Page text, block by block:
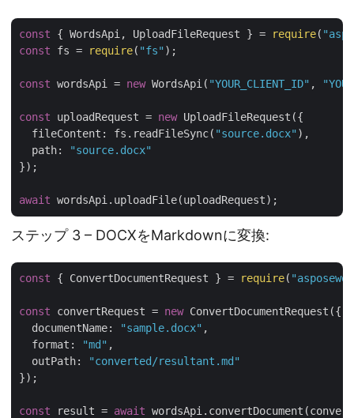
const { WordsApi, UploadFileRequest } = require(
const fs = require( "fs" );
const wordsApi = new WordsApi( "YOUR_CLIENT_ID" ,
const uploadRequest = new UploadFileRequest({
fileContent : fs.readFileSync( "source.docx" ),
path:
"source.docx"
});
await
ステップ 3 – DOCXをMarkdownに変換:
const { ConvertDocumentRequest } = require(
const convertRequest = new ConvertDocumentRequest({
documentName: "sample.docx" ,
format : "md" ,
outPath:
"converted/resultant.md"
});
const result = await